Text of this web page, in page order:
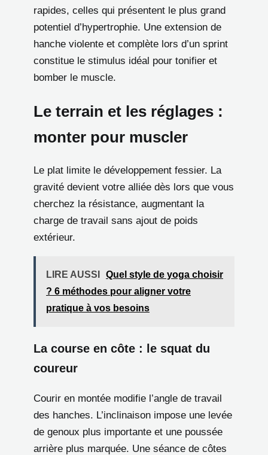
rapides, celles qui présentent le plus grand
potentiel d’hypertrophie. Une extension de
hanche violente et complète lors d’un sprint
constitue le stimulus idéal pour tonifier et
bomber le muscle.
Le terrain et les réglages :
monter pour muscler
Le plat limite le développement fessier. La
gravité devient votre alliée dès lors que vous
cherchez la résistance, augmentant la
charge de travail sans ajout de poids
extérieur.
LIRE AUSSI
Quel style de yoga choisir
? 6 méthodes pour aligner votre
pratique à vos besoins
La course en côte : le squat du
coureur
Courir en montée modifie l’angle de travail
des hanches. L’inclinaison impose une levée
de genoux plus importante et une poussée
arrière plus marquée. Une séance de côtes